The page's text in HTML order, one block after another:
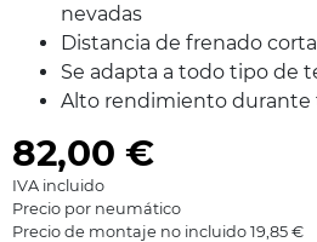
nevadas
Distancia de frenado corta
Se adapta a todo tipo de
Alto rendimiento durante
82,00 €
IVA incluido
Precio por neumático
Precio de montaje no incluido 19,85 €